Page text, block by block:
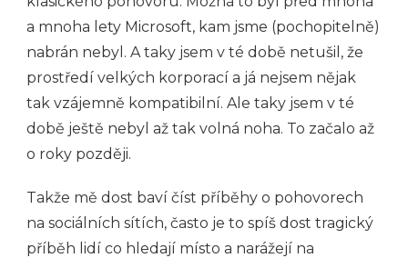
a mnoha lety Microsoft, kam jsme (pochopitelně)
nabrán nebyl. A taky jsem v té době netušil, že
prostředí velkých korporací a já nejsem nějak
tak vzájemně kompatibilní. Ale taky jsem v té
době ještě nebyl až tak volná noha. To začalo až
o roky později.
Takže mě dost baví číst příběhy o pohovorech
na sociálních sítích, často je to spíš dost tragický
příběh lidí co hledají místo a narážejí na